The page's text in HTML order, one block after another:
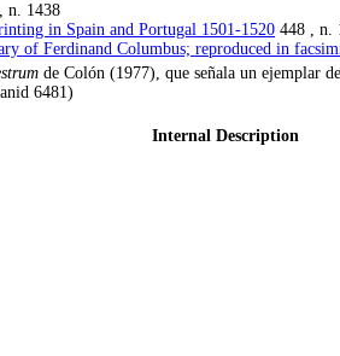
n. 1438
in Spain and Portugal 1501-1520 448 , n.
of Ferdinand Columbus; reproduced in
de Colón (1977), que señala un ejemplar
6481)
Internal Description